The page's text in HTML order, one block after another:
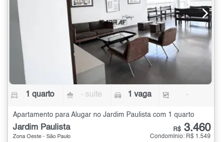
1 quarto - suíte 1 vaga -
Apartamento para Alugar no Jardim Paulista com 1 quarto
Jardim Paulista
Zona Oeste - São Paulo
R$ 3.460
Condomínio: R$ 1.549